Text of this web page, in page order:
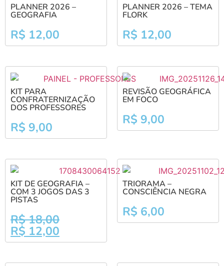
PLANNER 2026 –
GEOGRAFIA
R$ 12,00
PLANNER 2026 – TEMA
FLORK
R$ 12,00
KIT PARA
CONFRATERNIZAÇÃO
DOS PROFESSORES
R$ 9,00
REVISÃO GEOGRÁFICA
EM FOCO
R$ 9,00
KIT DE GEOGRAFIA –
COM 3 JOGOS DAS 3
PISTAS
R$18,00
R$ 12,00
TRIORAMA –
CONSCIÊNCIA NEGRA
R$ 6,00